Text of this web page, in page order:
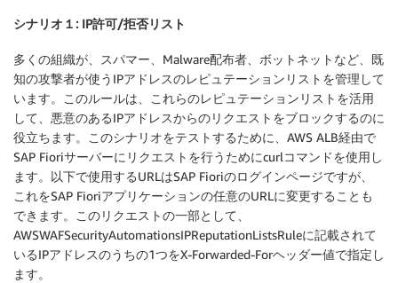
シナリオ１: IP許可/拒否リスト
多くの組織が、スパマー、Malware配布者、ボットネットなど、既
知の攻撃者が使うIPアドレスのレピュテーションリストを管理して
います。このルールは、これらのレピュテーションリストを活用
して、悪意のあるIPアドレスからのリクエストをブロックするのに
役立ちます。このシナリオをテストするために、AWS ALB経由で
SAP Fioriサーバーにリクエストを行うためにcurlコマンドを使用し
ます。以下で使用するURLはSAP Fioriのログインページですが、
これをSAP Fioriアプリケーションの任意のURLに変更することも
できます。このリクエストの一部として、
AWSWAFSecurityAutomationsIPReputationListsRuleに記載されて
いるIPアドレスのうちの1つをX-Forwarded-Forヘッダー値で指定し
ます。